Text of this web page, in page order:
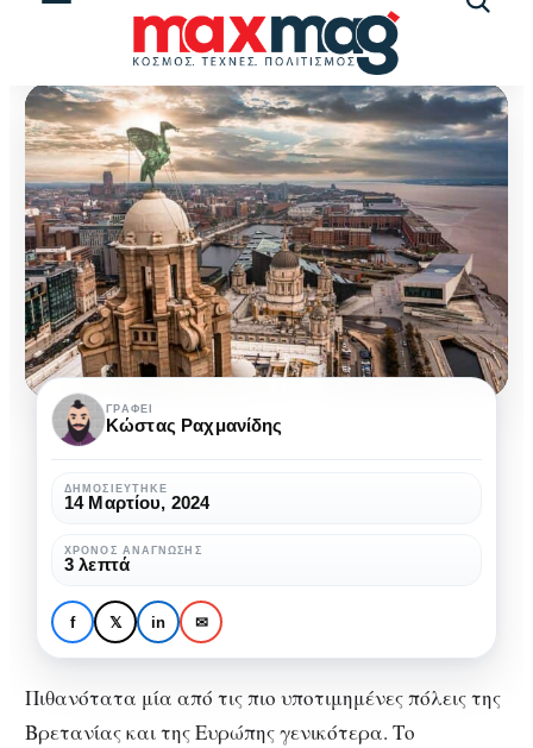
ΕΞΩΤΕΡΙΚΌ ΕΥΡΏΠΗ
Λίβερπουλ : Ταξίδι στην
πόλη της μουσικής και
του ποδοσφαίρου
Λίβερπουλ
Ταξίδι
στην
πόλη
της
μουσικής
και
ποδοσφαίρου
ΓΡΆΦΕΙ
Κώστας Ραχμανίδης
ΔΗΜΟΣΙΕΎΤΗΚΕ
14 Μαρτίου, 2024
ΧΡΌΝΟΣ ΑΝΆΓΝΩΣΗΣ
3 λεπτά
f 𝕏 in ✉
Πιθανότατα μία από τις πιο υποτιμημένες πόλεις της
Βρετανίας και της Ευρώπης γενικότερα. Το